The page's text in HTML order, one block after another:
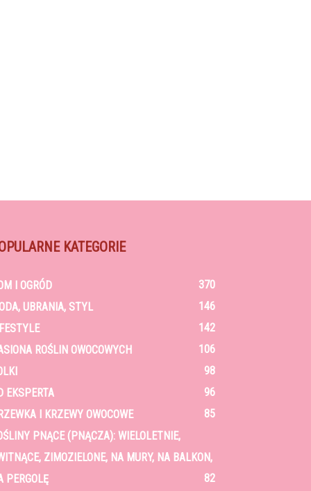
KATEGORIE
I OGRÓD
370
UBRANIA, STYL
146
142
ROŚLIN OWOCOWYCH
106
98
EKSPERTA
96
I KRZEWY OWOCOWE
85
PNĄCE (PNĄCZA): WIELOLETNIE,
ZIMOZIELONE, NA MURY, NA BALKON,
PERGOLĘ
82